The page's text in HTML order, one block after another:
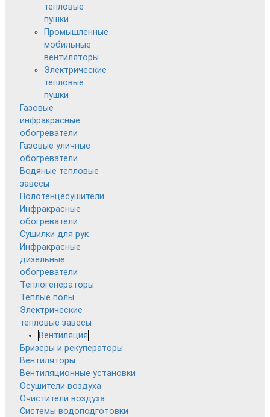
тепловые
пушки
Промышленные
мобильные
вентиляторы
Электрические
тепловые
пушки
Газовые
инфракрасные
обогреватели
Газовые уличные
обогреватели
Водяные тепловые
завесы
Полотенцесушители
Инфракрасные
обогреватели
Сушилки для рук
Инфракрасные
дизельные
обогреватели
Теплогенераторы
Теплые полы
Электрические
тепловые завесы
Вентиляция
Бризеры и рекуператоры
Вентиляторы
Вентиляционные установки
Осушители воздуха
Очистители воздуха
Системы водоподготовки